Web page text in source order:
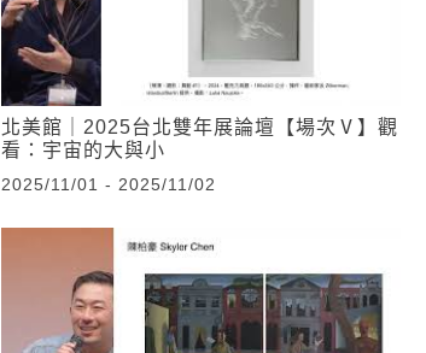
北美館｜2025台北雙年展論壇【場次Ⅴ】觀
看：宇宙的大與小
2025/11/01 - 2025/11/02